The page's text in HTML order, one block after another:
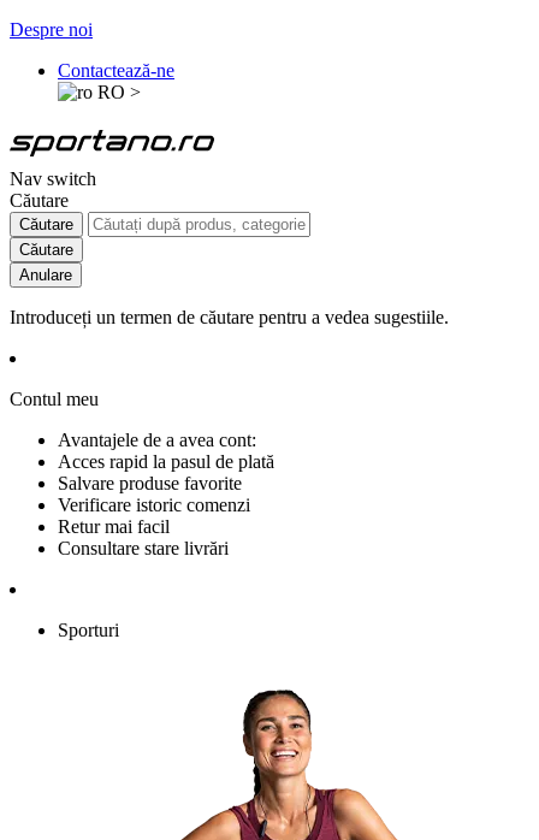
Despre noi
Contactează-ne
RO >
Nav switch
Căutare
Căutare
Căutare
Anulare
Introduceți un termen de căutare pentru a vedea sugestiile.
Contul meu
Avantajele de a avea cont:
Acces rapid la pasul de plată
Salvare produse favorite
Verificare istoric comenzi
Retur mai facil
Consultare stare livrări
Sporturi